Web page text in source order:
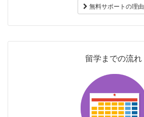
無料サポートの理由
留学までの流れ